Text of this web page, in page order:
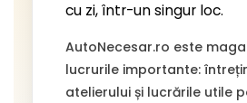
cu zi, într-un singur loc.
AutoNecesar.ro este
lucrurile importante:
atelierului și lucrările utile